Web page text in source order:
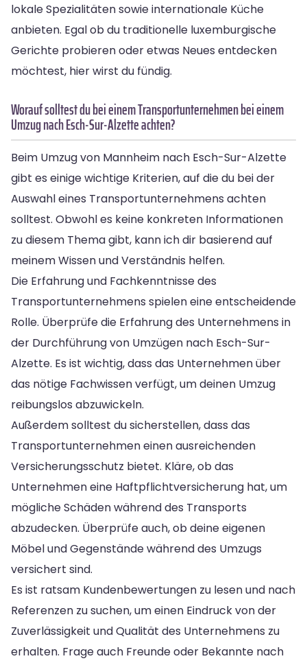
lokale Spezialitäten sowie internationale Küche
anbieten. Egal ob du traditionelle luxemburgische
Gerichte probieren oder etwas Neues entdecken
möchtest, hier wirst du fündig.
Worauf solltest du bei einem Transportunternehmen bei einem
Umzug nach Esch-Sur-Alzette achten?
Beim Umzug von Mannheim nach Esch-Sur-Alzette
gibt es einige wichtige Kriterien, auf die du bei der
Auswahl eines Transportunternehmens achten
solltest. Obwohl es keine konkreten Informationen
zu diesem Thema gibt, kann ich dir basierend auf
meinem Wissen und Verständnis helfen.
Die Erfahrung und Fachkenntnisse des
Transportunternehmens spielen eine entscheidende
Rolle. Überprüfe die Erfahrung des Unternehmens in
der Durchführung von Umzügen nach Esch-Sur-
Alzette. Es ist wichtig, dass das Unternehmen über
das nötige Fachwissen verfügt, um deinen Umzug
reibungslos abzuwickeln.
Außerdem solltest du sicherstellen, dass das
Transportunternehmen einen ausreichenden
Versicherungsschutz bietet. Kläre, ob das
Unternehmen eine Haftpflichtversicherung hat, um
mögliche Schäden während des Transports
abzudecken. Überprüfe auch, ob deine eigenen
Möbel und Gegenstände während des Umzugs
versichert sind.
Es ist ratsam Kundenbewertungen zu lesen und nach
Referenzen zu suchen, um einen Eindruck von der
Zuverlässigkeit und Qualität des Unternehmens zu
erhalten. Frage auch Freunde oder Bekannte nach